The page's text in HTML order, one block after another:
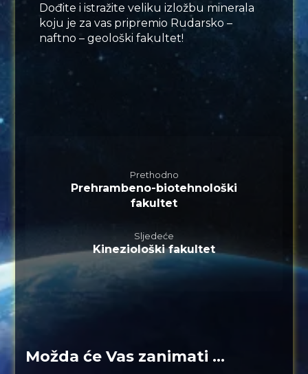
Dođite i istražite veliku izložbu minerala
koju je za vas pripremio Rudarsko –
naftno – geološki fakultet!
Prethodno
Prehrambeno-biotehnološki
fakultet
Sljedeće
Kineziološki fakultet
Možda će Vas zanimati ...